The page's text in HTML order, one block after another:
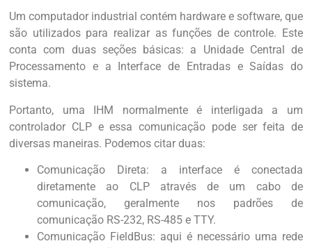
Um computador industrial contém hardware e software, que
são utilizados para realizar as funções de controle. Este
conta com duas seções básicas: a Unidade Central de
Processamento e a Interface de Entradas e Saídas do
sistema.
Portanto, uma IHM normalmente é interligada a um
controlador CLP e essa comunicação pode ser feita de
diversas maneiras. Podemos citar duas:
Comunicação Direta: a interface é conectada
diretamente ao CLP através de um cabo de
comunicação, geralmente nos padrões de
comunicação RS-232, RS-485 e TTY.
Comunicação FieldBus: aqui é necessário uma rede